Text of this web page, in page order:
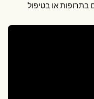
בתרופות או בטיפול